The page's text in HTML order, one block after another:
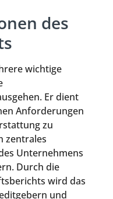
des
wichtige
Er dient
Anforderungen
zu
zentrales
Unternehmens
Durch die
wird das
und